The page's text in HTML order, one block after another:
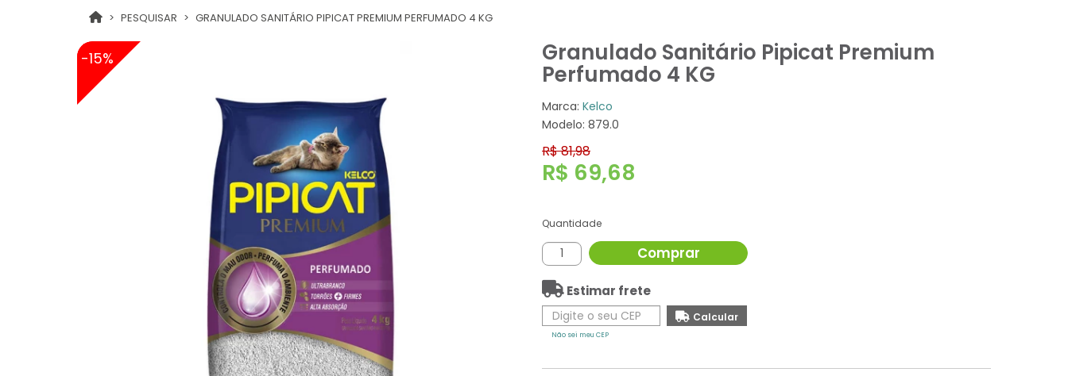
PESQUISAR GRANULADO SANITÁRIO PIPICAT PREMIUM PERFUMADO 4 KG
-15% Granulado Sanitário Pipicat Premium
Perfumado 4 KG
Marca: Kelco
Modelo: 879.0
R$ 81,98
R$ 69,68
Quantidade
Comprar
Estimar frete
Não sei meu CEP